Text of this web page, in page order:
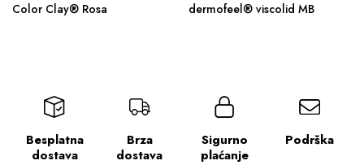
Color Clay® Rosa dermofeel® viscolid MB
Besplatna
dostava
Brza
dostava
Sigurno
plaćanje
Podrška